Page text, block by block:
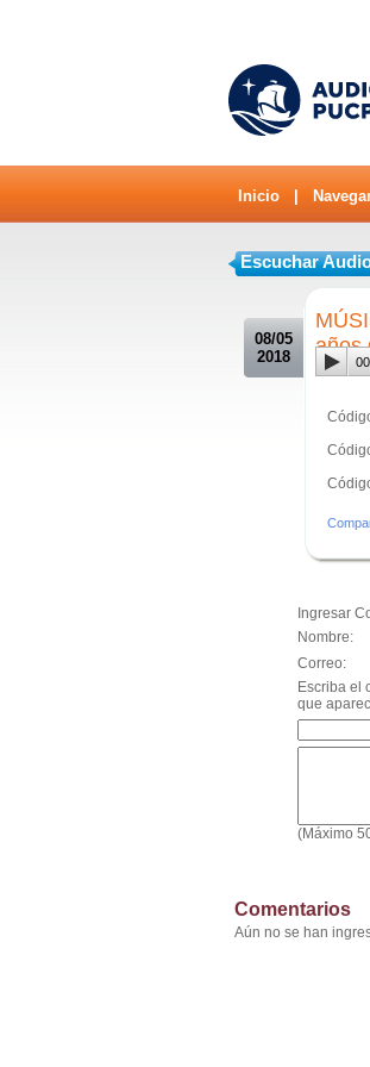
Inicio
Escuchar
08/05
2018
años
Ingresar
Correo:
Escriba el
que
(Máximo
Comentarios
Aún no se han